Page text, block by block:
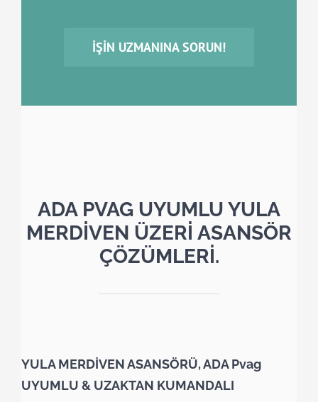
İŞIN UZMANINA SORUN!
ADA PVAG UYUMLU YULA
MERDİVEN ÜZERİ ASANSÖR
ÇÖZÜMLERİ.
YULA MERDİVEN ASANSÖRÜ, ADA Pvag
UYUMLU & UZAKTAN KUMANDALI